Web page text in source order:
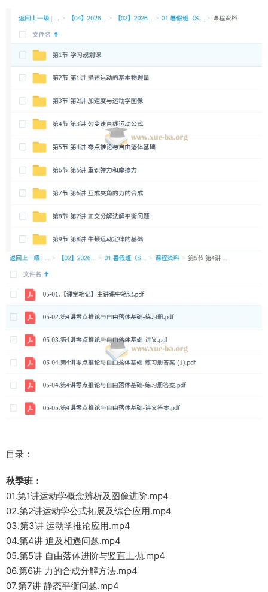
目录：
秋季班：
01.第1讲运动学概念辨析及图像进阶.mp4
02.第2讲运动学公式拓展及综合应用.mp4
03.第3讲 运动学推论应用.mp4
04.第4讲 追及相遇问题.mp4
05.第5讲 自由落体进阶与竖直上抛.mp4
06.第6讲 力的合成分解方法.mp4
07.第7讲 静态平衡问题.mp4